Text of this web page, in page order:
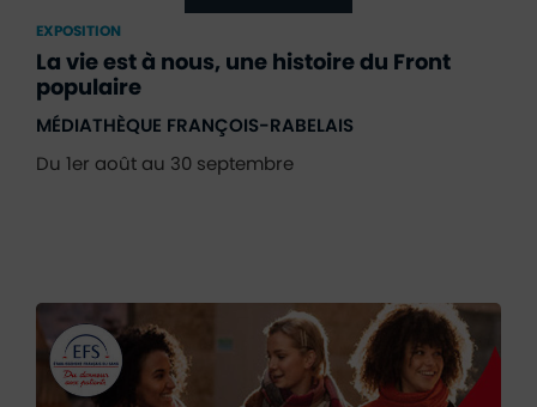
EXPOSITION
La vie est à nous, une histoire du Front
populaire
MÉDIATHÈQUE FRANÇOIS-RABELAIS
Du 1er août au 30 septembre